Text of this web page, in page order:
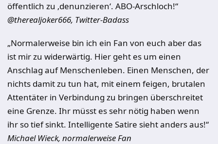
öffentlich zu ‚denunzieren‘. ABO-Arschloch!“
@therealjoker666, Twitter-Badass
„Normalerweise bin ich ein Fan von euch aber das
ist mir zu widerwärtig. Hier geht es um einen
Anschlag auf Menschenleben. Einen Menschen, der
nichts damit zu tun hat, mit einem feigen, brutalen
Attentäter in Verbindung zu bringen überschreitet
eine Grenze. Ihr müsst es sehr nötig haben wenn
ihr so tief sinkt. Intelligente Satire sieht anders aus!“
Michael Wieck, normalerweise Fan